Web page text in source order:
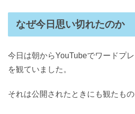
なぜ今日思い切れたのか
今日は朝からYouTubeでワードプ
を観ていました。
それは公開されたときにも観たも